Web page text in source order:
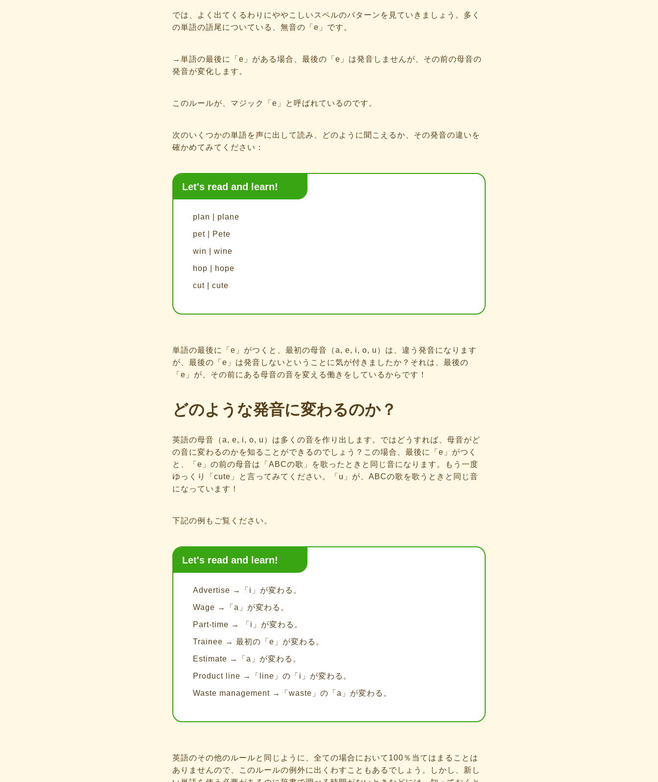
では、よく出てくるわりにややこしいスペルのパターンを見ていきましょう。多く
の単語の語尾についている、無音の「e」です。
→単語の最後に「e」がある場合、最後の「e」は発音しませんが、その前の母音の
発音が変化します。
このルールが、マジック「e」と呼ばれているのです。
次のいくつかの単語を声に出して読み、どのように聞こえるか、その発音の違いを
確かめてみてください：
Let's read and learn!
plan | plane
pet | Pete
win | wine
hop | hope
cut | cute
単語の最後に「e」がつくと、最初の母音（a, e, i, o, u）は、違う発音になります
が、最後の「e」は発音しないということに気が付きましたか？それは、最後の
「e」が、その前にある母音の音を変える働きをしているからです！
どのような発音に変わるのか？
英語の母音（a, e, i, o, u）は多くの音を作り出します。ではどうすれば、母音がど
の音に変わるのかを知ることができるのでしょう？この場合、最後に「e」がつく
と、「e」の前の母音は「ABCの歌」を歌ったときと同じ音になります。もう一度
ゆっくり「cute」と言ってみてください。「u」が、ABCの歌を歌うときと同じ音
になっています！
下記の例もご覧ください。
Let's read and learn!
Advertise →「i」が変わる。
Wage →「a」が変わる。
Part-time → 「i」が変わる。
Trainee → 最初の「e」が変わる。
Estimate →「a」が変わる。
Product line →「line」の「i」が変わる。
Waste management →「waste」の「a」が変わる。
英語のその他のルールと同じように、全ての場合において100％当てはまることは
ありませんので、このルールの例外に出くわすこともあるでしょう。しかし、新し